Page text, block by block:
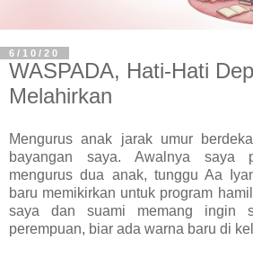
6/10/20
WASPADA, Hati-Hati
Melahirkan
Mengurus anak jarak umur
bayangan saya. Awalnya saya
mengurus dua anak, tunggu Aa
baru memikirkan untuk program
saya dan suami memang ingin
perempuan, biar ada warna baru di